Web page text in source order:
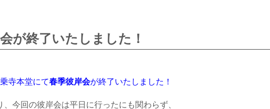
が終了いたしました！
寺本堂にて春季彼岸会が終了いたしました！
、今回の彼岸会は平日に行ったにも関わらず、